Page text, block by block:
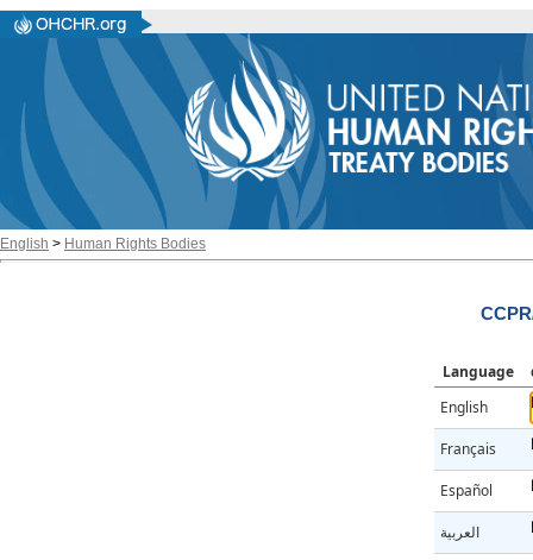
English > Human Rights Bodies
Language
English
Français
Español
العربية